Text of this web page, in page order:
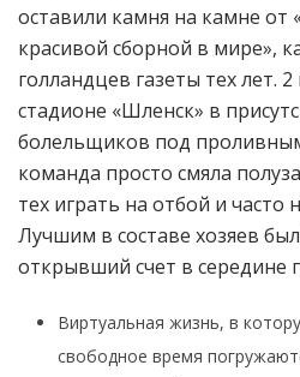
оставили камня на камне от
красивой сборной в мире»,
голландцев газеты тех лет.
стадионе «Шленск» в
болельщиков под
команда просто смяла
тех играть на отбой и часто
Лучшим в составе хозяев
открывший счет в середине
Виртуальная жизнь, в
свободное время